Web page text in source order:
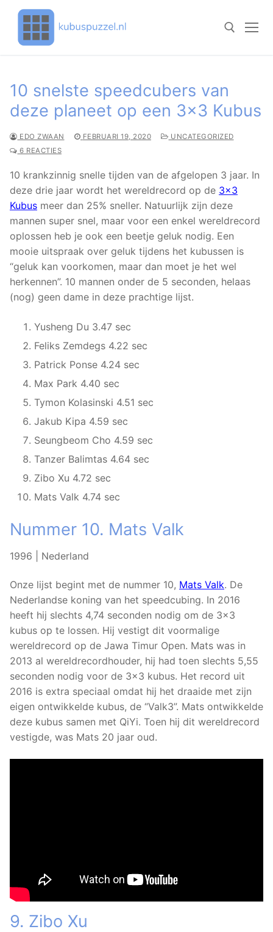
Doorgaan
inhoud
10 snelste speedcubers van
deze planeet op een 3×3 Kubus
EDO ZWAAN FEBRUARI 19, 2020
UNCATEGORIZED
6 REACTIES
10 krankzinnig snelle tijden van de afgelopen 3 jaar. In
deze drie jaar wordt het wereldrecord op de 3×3
Kubus meer dan 25% sneller. Natuurlijk zijn deze
mannen super snel, maar voor een enkel wereldrecord
oplossen heb je ook een beetje geluk nodig. Een
mooie uitspraak over geluk tijdens het kubussen is
“geluk kan voorkomen, maar dan moet je het wel
herkennen”. 10 mannen onder de 5 seconden, helaas
(nog) geen dame in deze prachtige lijst.
Yusheng Du 3.47 sec
Feliks Zemdegs 4.22 sec
Patrick Ponse 4.24 sec
Max Park 4.40 sec
Tymon Kolasinski 4.51 sec
Jakub Kipa 4.59 sec
Seungbeom Cho 4.59 sec
Tanzer Balimtas 4.64 sec
Zibo Xu 4.72 sec
Mats Valk 4.74 sec
Nummer 10. Mats Valk
1996 | Nederland
Onze lijst begint met de nummer 10, Mats Valk. De
Nederlandse koning van het speedcubing. In 2016
heeft hij slechts 4,74 seconden nodig om de 3×3
kubus op te lossen. Hij vestigt dit voormalige
wereldrecord op de Jawa Timur Open. Mats was in
2013 al wereldrecordhouder, hij had toen slechts 5,55
seconden nodig voor de 3×3 kubus. Het record uit
2016 is extra speciaal omdat hij het draaide met zijn
eigen ontwikkelde kubus, de “Valk3”. Mats ontwikkelde
deze kubus samen met QiYi. Toen hij dit wereldrecord
vestigde, was Mats 20 jaar oud.
9. Zibo Xu